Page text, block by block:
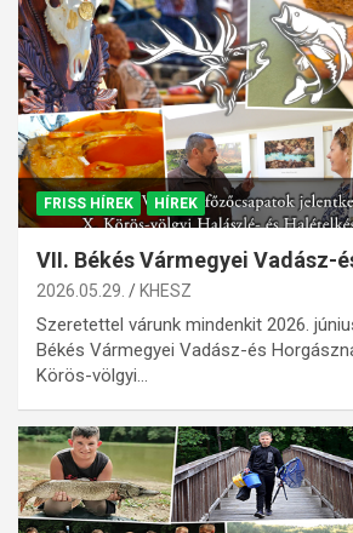
FRISS HÍREK HÍREK
VII. Békés Vármegyei Vadász-
2026.05.29. KHESZ
Szeretettel várunk mindenkit 2026.
Békés Vármegyei Vadász-és
Körös-völgyi…